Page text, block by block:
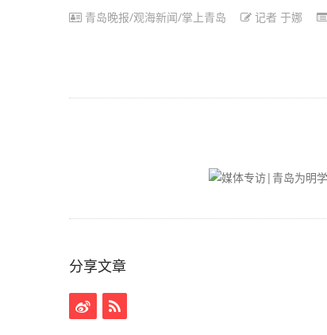
青岛晚报/观海新闻/掌上青岛 记者 于娜
分享文章